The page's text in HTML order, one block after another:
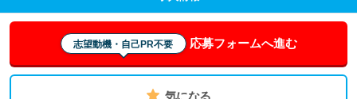
志望動機・自己PR不要 応募フォームへ進む
気になる